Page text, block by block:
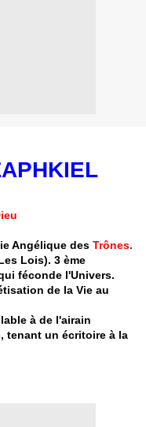
Angélique des Trônes.
Lois). 3 ème
féconde l'Univers.
de la Vie au
à de l'airain
tenant un écritoire à la